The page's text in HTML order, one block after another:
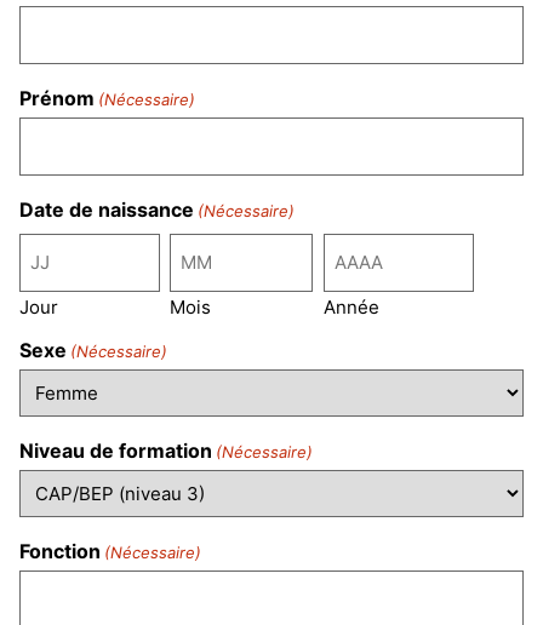
Prénom (Nécessaire)
Date de naissance (Nécessaire)
Jour Mois Année
Sexe (Nécessaire)
Niveau de formation (Nécessaire)
Fonction (Nécessaire)